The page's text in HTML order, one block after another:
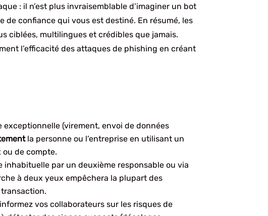
: il n’est plus invraisemblable d’imaginer un bot
confiance qui vous est destiné. En résumé, les
ciblées, multilingues et crédibles que jamais.
l’efficacité des attaques de phishing en créant
exceptionnelle (virement, envoi de données
la personne ou l’entreprise en utilisant un
de compte.
inhabituelle par un deuxième responsable ou via
à deux yeux empêchera la plupart des
vos collaborateurs sur les risques de